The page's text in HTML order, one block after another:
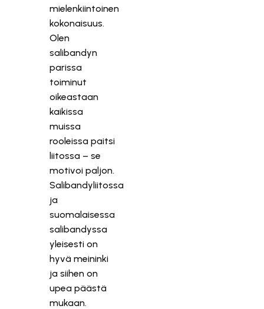
mielenkiintoinen
kokonaisuus.
Olen
salibandyn
parissa
toiminut
oikeastaan
kaikissa
muissa
rooleissa paitsi
liitossa – se
motivoi paljon.
Salibandyliitossa
ja
suomalaisessa
salibandyssa
yleisesti on
hyvä meininki
ja siihen on
upea päästä
mukaan.